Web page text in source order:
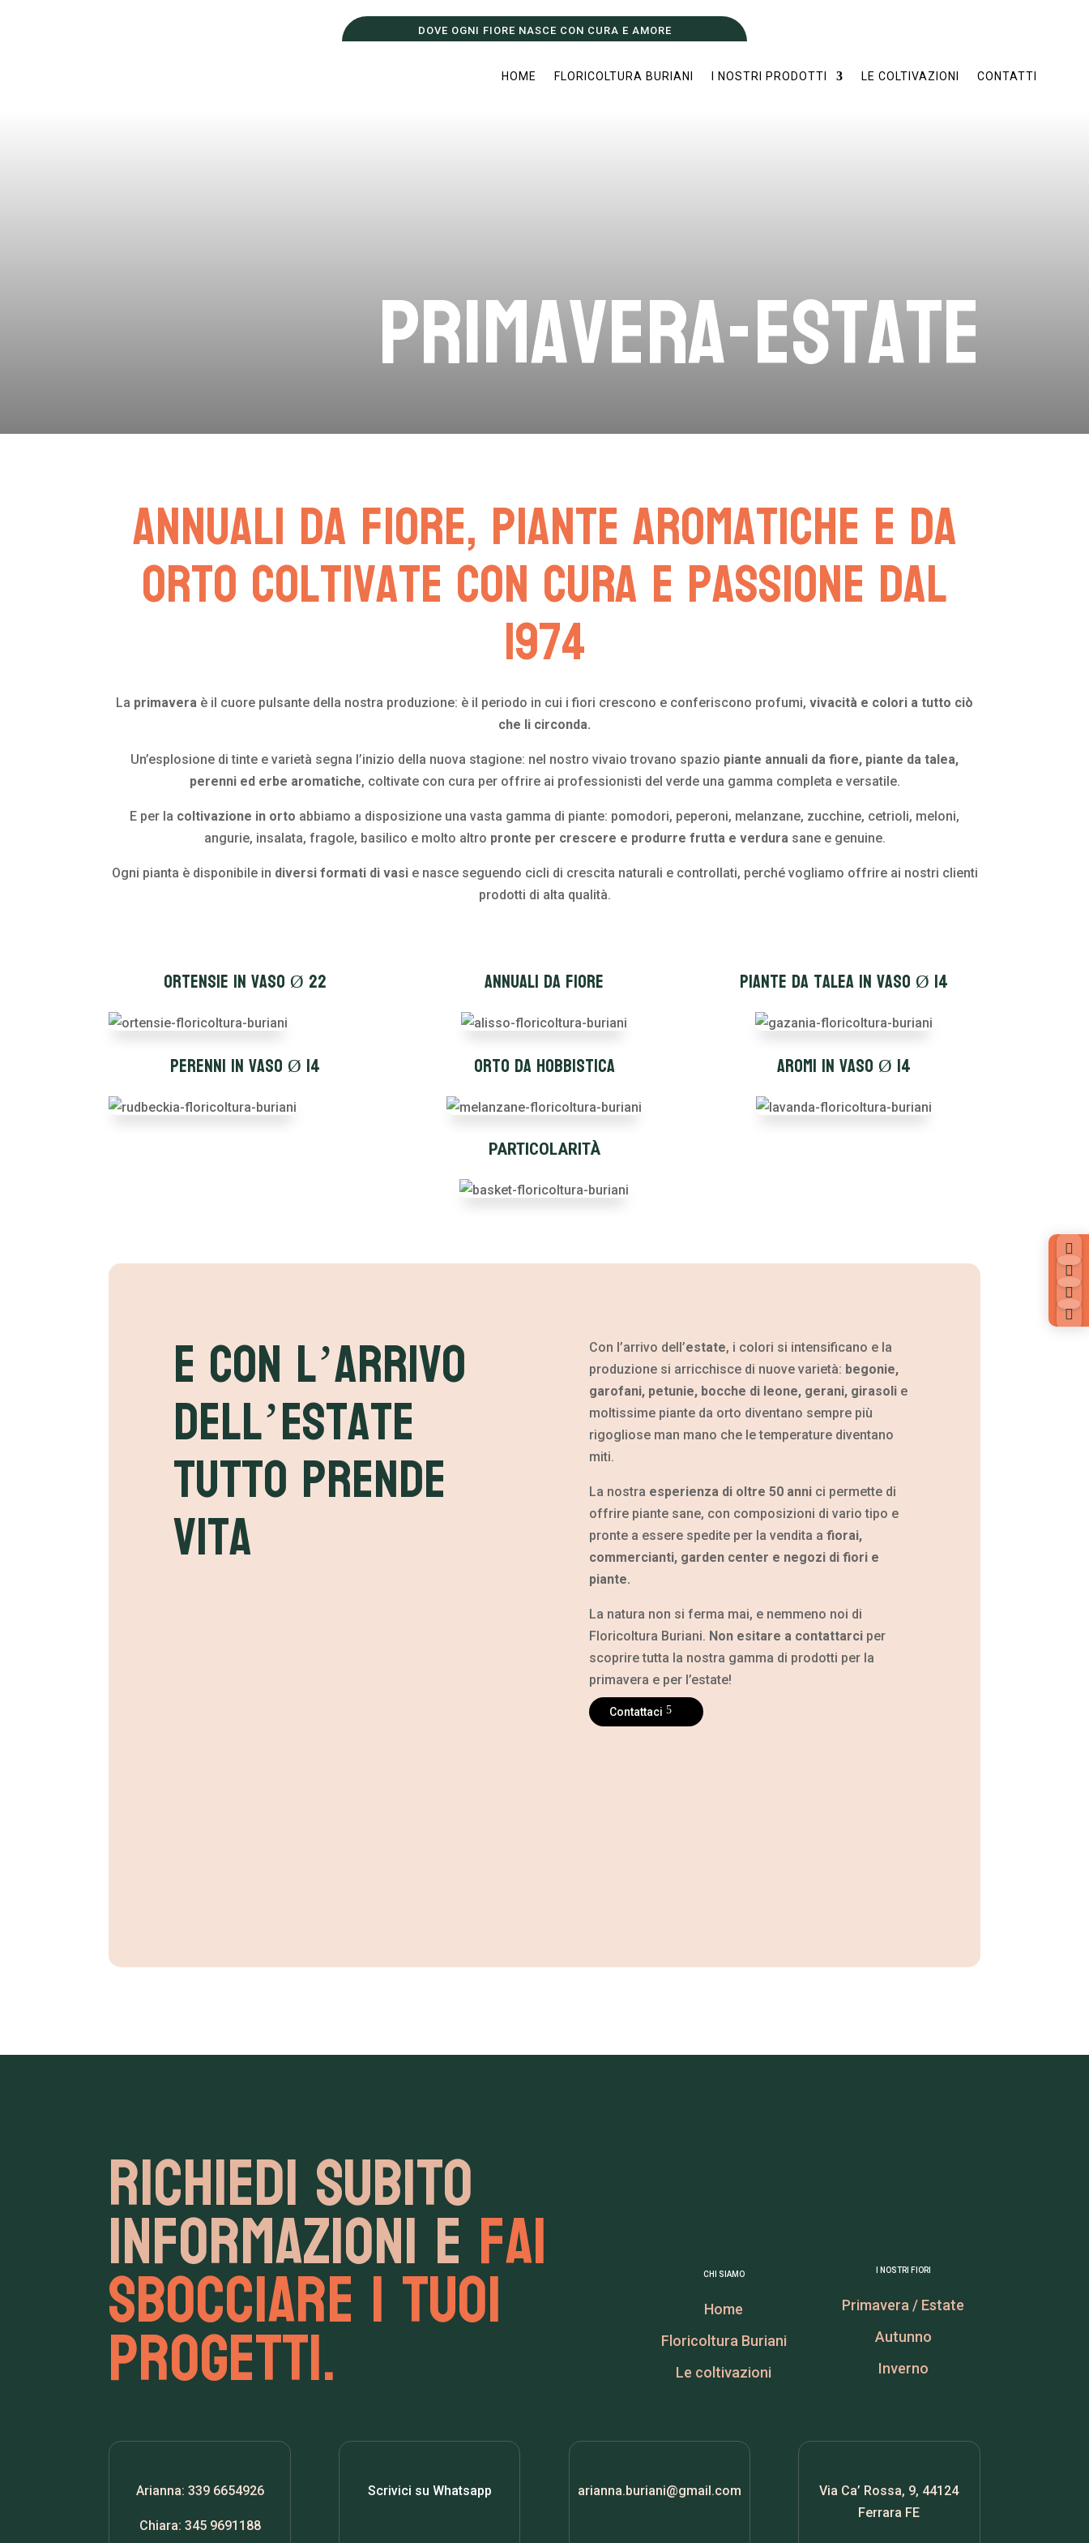
DOVE OGNI FIORE NASCE CON CURA E AMORE
HOME FLORICOLTURA BURIANI I NOSTRI PRODOTTI LE COLTIVAZIONI CONTATTI
Primavera-Estate
Annuali da fiore, piante aromatiche e da
orto coltivate con cura e passione dal
1974
La primavera è il cuore pulsante della nostra produzione: è il periodo in cui i fiori crescono e conferiscono profumi, vivacità e colori a tutto ciò
che li circonda.
Un’esplosione di tinte e varietà segna l’inizio della nuova stagione: nel nostro vivaio trovano spazio piante annuali da fiore, piante da talea,
perenni ed erbe aromatiche, coltivate con cura per offrire ai professionisti del verde una gamma completa e versatile.
E per la coltivazione in orto abbiamo a disposizione una vasta gamma di piante: pomodori, peperoni, melanzane, zucchine, cetrioli, meloni,
angurie, insalata, fragole, basilico e molto altro pronte per crescere e produrre frutta e verdura sane e genuine.
Ogni pianta è disponibile in diversi formati di vasie nasce seguendo cicli di crescita naturali e controllati, perché vogliamo offrire ai nostri clienti
prodotti di alta qualità.
Ortensie in vaso Ø 22 Annuali da fiore Piante da talea in vaso Ø 14
Perenni in vaso Ø 14 Orto da hobbistica Aromi in vaso Ø 14
PARTICOLARITÀ
E con l’arrivo
dell’estate
tutto prende
vita
Con l’arrivo dell’estate, i colori si intensificano e la
produzione si arricchisce di nuove varietà: begonie,
garofani, petunie, bocche di leone, gerani, girasolie
moltissime piante da orto diventano sempre più
rigogliose man mano che le temperature diventano
miti.
La nostra esperienza di oltre 50 annici permette di
offrire piante sane, con composizioni di vario tipo e
pronte a essere spedite per la vendita a fiorai,
commercianti, garden center e negozi di fiori e
piante.
La natura non si ferma mai, e nemmeno noi di
Floricoltura Buriani. Non esitare a contattarci per
scoprire tutta la nostra gamma di prodotti per la
primavera e per l’estate!
Contattaci
Richiedi subito
informazioni efai
sbocciare i tuoi
progetti.
CHI SIAMO
Home
Floricoltura Buriani
Le coltivazioni
I NOSTRI FIORI
Primavera / Estate
Autunno
Inverno
Arianna: 339 6654926
Chiara: 345 9691188
Scrivici su Whatsapp arianna.buriani@gmail.com
Via Ca’ Rossa, 9, 44124
Ferrara FE



